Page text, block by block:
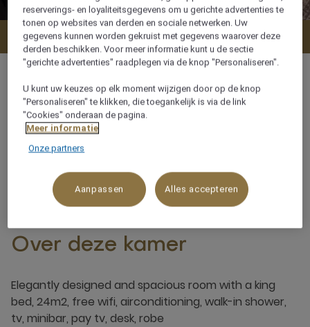
Nu boeken
24 m²
2 x
Over deze kamer
Elegantly designed and spacious room with a king
bed, 24m2, free wifi, airconditioning, walk-in shower,
tv, minibar, pay tv, desk, robe
reserverings- en loyaliteitsgegevens om u gerichte advertenties te
tonen op websites van derden en sociale netwerken. Uw
gegevens kunnen worden gekruist met gegevens waarover deze
derden beschikken. Voor meer informatie kunt u de sectie
"gerichte advertenties" raadplegen via de knop "Personaliseren".
U kunt uw keuzes op elk moment wijzigen door op de knop
"Personaliseren" te klikken, die toegankelijk is via de link
"Cookies" onderaan de pagina.
Meer informatie
Onze partners
Aanpassen Alles accepteren